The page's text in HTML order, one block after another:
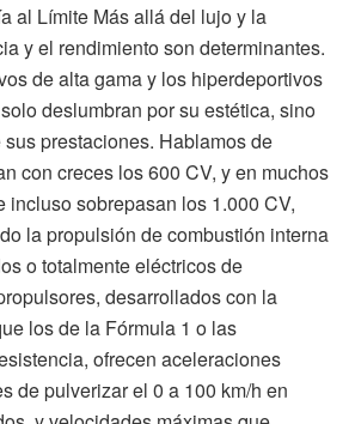
al Límite Más allá del lujo y la
y el rendimiento son determinantes.
de alta gama y los hiperdeportivos
deslumbran por su estética, sino
prestaciones. Hablamos de
con creces los 600 CV, y en muchos
incluso sobrepasan los 1.000 CV,
la propulsión de combustión interna
o totalmente eléctricos de
desarrollados con la
los de la Fórmula 1 o las
ofrecen aceleraciones
de pulverizar el 0 a 100 km/h en